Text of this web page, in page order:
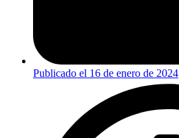
Publicado el 16 de enero de 2024